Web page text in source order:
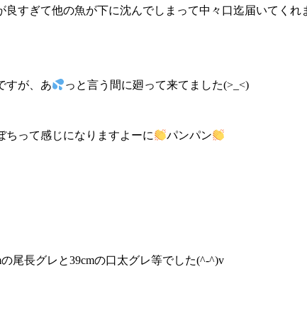
すぎて他の魚が下に沈んでしまって中々口迄届いてくれ
すが、あ っと言う間に廻って来てました(>_<)
ちって感じになりますよーに パンパン
尾長グレと39cmの口太グレ等でした(^-^)v